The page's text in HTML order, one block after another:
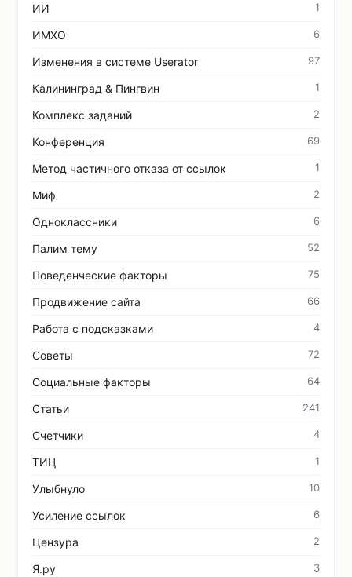
ИИ 1
ИМХО 6
Изменения в системе Userator 97
Калининград & Пингвин 1
Комплекс заданий 2
Конференция 69
Метод частичного отказа от ссылок 1
Миф 2
Одноклассники 6
Палим тему 52
Поведенческие факторы 75
Продвижение сайта 66
Работа с подсказками 4
Советы 72
Социальные факторы 64
Статьи 241
Счетчики 4
ТИЦ 1
Улыбнуло 10
Усиление ссылок 6
Цензура 2
Я.ру 3